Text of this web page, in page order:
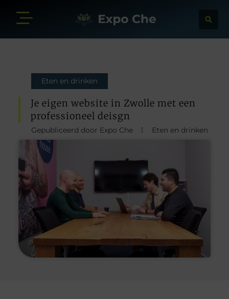
Eten en drinken
Je eigen website in Zwolle met een
professioneel deisgn
Gepubliceerd door Expo Che Eten en drinken